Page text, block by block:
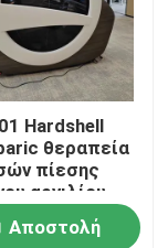
Hardshell
θεραπεία
πίεσης
αργιλίου
σύνθετη
Αποστολή